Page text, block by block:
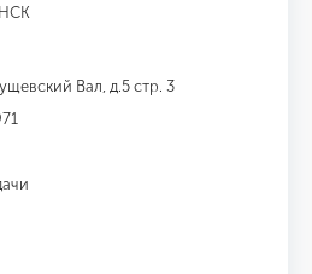
Вал, д.5 стр. 3